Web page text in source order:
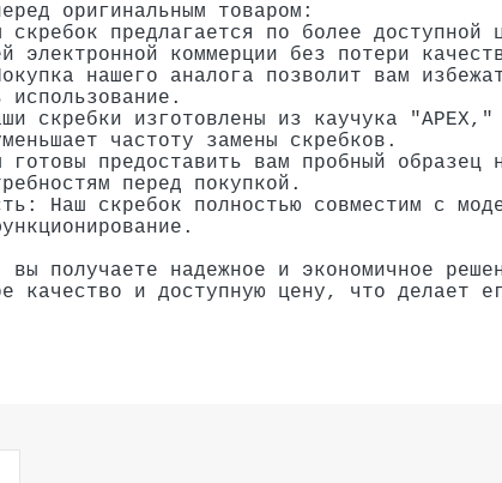
оригинальным товаром:
предлагается по более
электронной коммерции без потери
нашего аналога позволит вам
скребки изготовлены из каучука
частоту замены скребков.
предоставить вам пробный
перед покупкой.
Наш скребок полностью совместим с
вы получаете надежное и экономичное
качество и доступную цену, что делает